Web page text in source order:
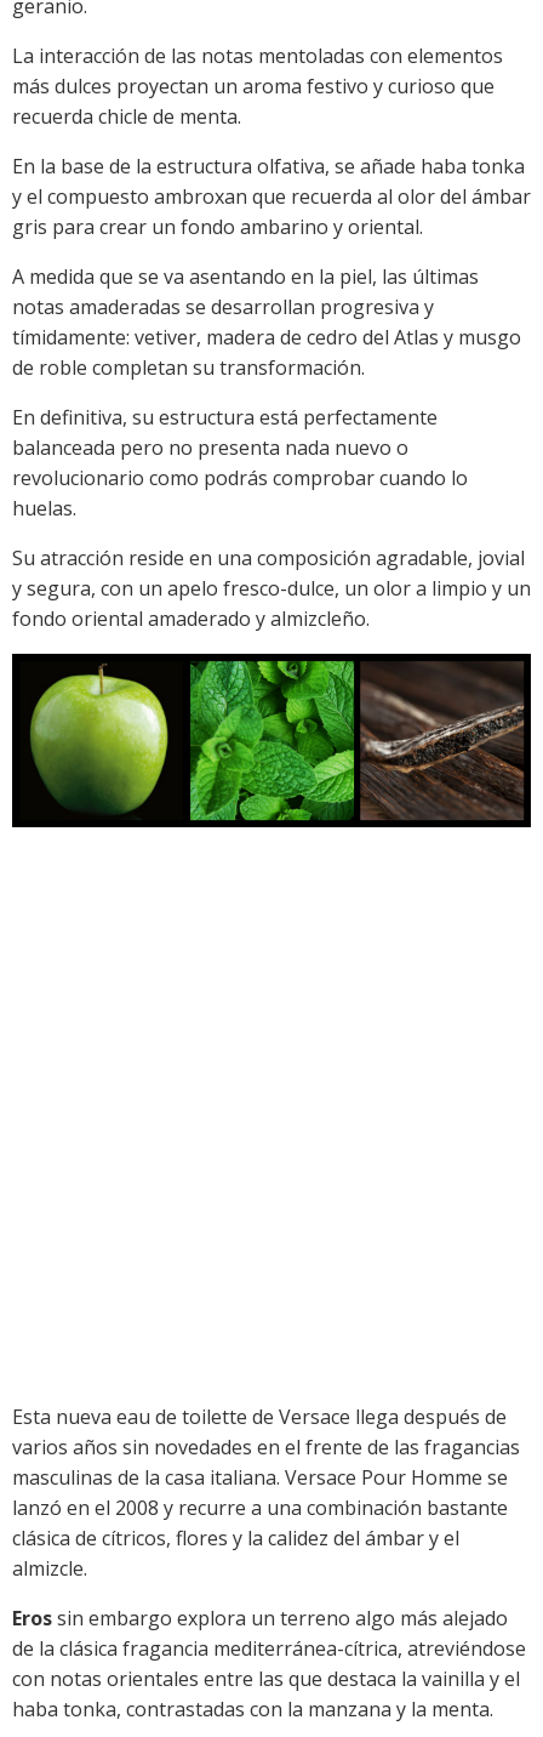
geranio.
La interacción de las notas mentoladas con elementos
más dulces proyectan un aroma festivo y curioso que
recuerda chicle de menta.
En la base de la estructura olfativa, se añade haba tonka
y el compuesto ambroxan que recuerda al olor del ámbar
gris para crear un fondo ambarino y oriental.
A medida que se va asentando en la piel, las últimas
notas amaderadas se desarrollan progresiva y
tímidamente: vetiver, madera de cedro del Atlas y musgo
de roble completan su transformación.
En definitiva, su estructura está perfectamente
balanceada pero no presenta nada nuevo o
revolucionario como podrás comprobar cuando lo
huelas.
Su atracción reside en una composición agradable, jovial
y segura, con un apelo fresco-dulce, un olor a limpio y un
fondo oriental amaderado y almizcleño.
Esta nueva eau de toilette de Versace llega después de
varios años sin novedades en el frente de las fragancias
masculinas de la casa italiana. Versace Pour Homme se
lanzó en el 2008 y recurre a una combinación bastante
clásica de cítricos, flores y la calidez del ámbar y el
almizcle.
Erossin embargo explora un terreno algo más alejado
de la clásica fragancia mediterránea-cítrica, atreviéndose
con notas orientales entre las que destaca la vainilla y el
haba tonka, contrastadas con la manzana y la menta.